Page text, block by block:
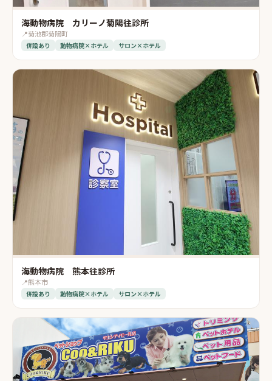
海動物病院 カリーノ菊陽往診所
📍菊池郡菊陽町
併設あり 動物病院×ホテル サロン×ホテル
海動物病院 熊本往診所
📍熊本市
併設あり 動物病院×ホテル サロン×ホテル